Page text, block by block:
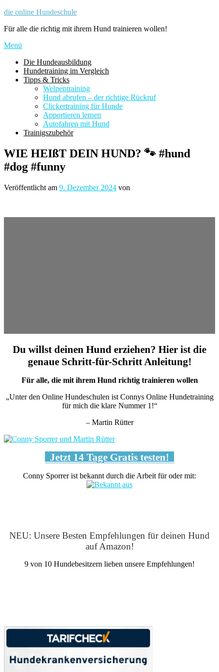
Zum
springen
die online Hundeschule
Für alle die richtig mit ihrem Hund trainieren wollen!
Menü
Die Hundeausbildung
Hundetraining im Vergleich
Tipps & Tricks
Welpentraining
Hund abrufen – der richtige Rückruf
Clickertraining für Hunde
Apportieren lernen
Autofahren mit Hund
Trainigszubehör
WIE HEIßT DEIN HUND? 🐾 #hund
#dog #funny
Veröffentlicht am 9. Dezember 2024 von
Du willst deinen Hund erziehen? Hier ist die
genaue Schritt-für-Schritt Anleitung!
Für alle, die mit ihrem Hund richtig trainieren wollen
„Unter den Online Hundeschulen ist Connys Online Hundetraining
für mich die klare Nummer 1!“
– Martin Rütter
Jetzt 14 Tage Gratis testen!
Conny Sporrer ist bekannt durch die Arbeit für oder mit:
NEU: Unsere Besten Empfehlungen für deinen Hund
auf Amazon!
9 von 10 Hundebesitzern lieben unsere Empfehlungen!